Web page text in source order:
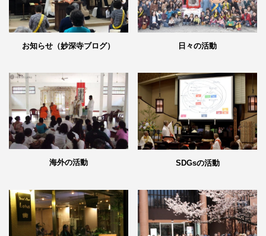
お知らせ（妙深寺ブログ） 日々の活動
海外の活動 SDGsの活動